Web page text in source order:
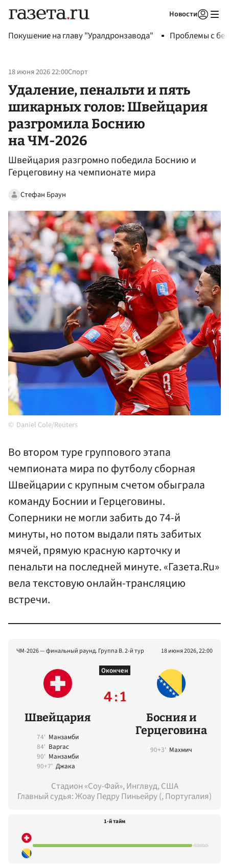
Новости
Покушение на главу "Уралдронзавода" Проблемы с
18 июня 2026 22:00Спорт
Удаление, пенальти и пять
шикарных голов: Швейцария
разгромила Боснию
на ЧМ-2026
Швейцария разгромно победила Боснию и
Герцеговину на чемпионате мира
Стефан Браун
Daniel Cole/Reuters
Во втором туре группового этапа
чемпионата мира по футболу сборная
Швейцарии с крупным счетом обыграла
команду Боснии и Герцеговины.
Соперники не могли забить до 74-й
минуты, но потом выдали пять забитых
мячей, прямую красную карточку и
пенальти на последней минуте. «Газета.Ru»
вела текстовую онлайн-трансляцию
встречи.
ЧМ-2026 — финальный раунд. Группа B. 2-й тур 18 июня 2026, 22:00
Швейцария
74' Манзамби
84' Варгас
90' Манзамби
90+7' Джака
Окончен
4 : 1
Босния и
Герцеговина
90+3' Махмич
Стадион «Соу-Фай», Инглвуд, США
Главный судья: Жоау Педру Пиньейру (, Португалия)
1-й тайм